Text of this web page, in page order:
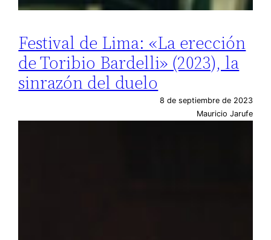
Festival de Lima: «La erección
de Toribio Bardelli» (2023), la
sinrazón del duelo
8 de septiembre de 2023
Mauricio Jarufe